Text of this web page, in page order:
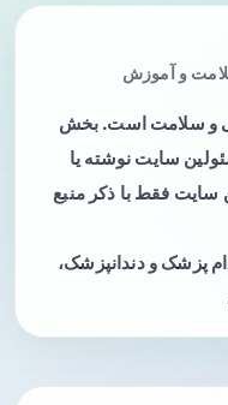
و آموزش
و سلامت است. بخش
سایت نوشته یا
سایت فقط با ذکر منبع
پزشک و دندانپزشک،